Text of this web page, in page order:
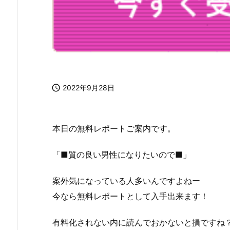
 2022年9月28日
本日の無料レポートご案内です。
「■質の良い男性になりたいので■」
案外気になっている人多いんですよねー
今なら無料レポートとして入手出来ます！
有料化されない内に読んでおかないと損ですね